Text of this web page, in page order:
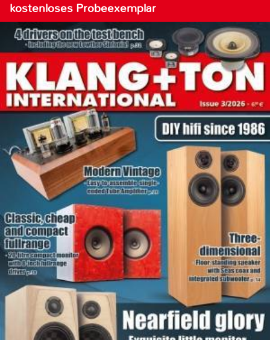
kostenloses Probeexemplar